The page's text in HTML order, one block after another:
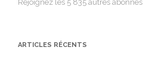
Rejoignez les 5 835 autres abonnés
ARTICLES RÉCENTS